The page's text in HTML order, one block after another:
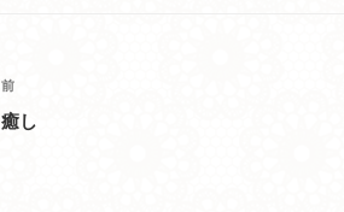
投
稿
過
去
の
前
癒し